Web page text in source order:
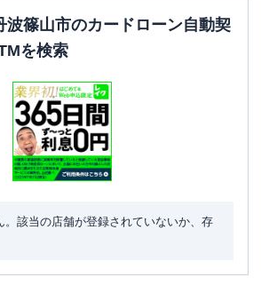
波篠山市のカードローン自動契
を検索
。該当の店舗が登録されていないか、存